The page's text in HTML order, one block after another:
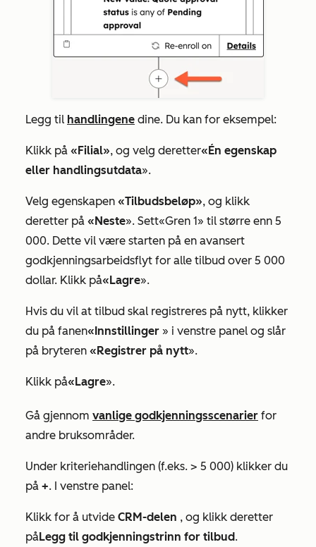
Legg til handlingene dine. Du kan for eksempel:
Klikk på «Filial», og velg deretter«Én egenskap
eller handlingsutdata».
Velg egenskapen «Tilbudsbeløp», og klikk
deretter på «Neste». Sett«Gren 1» til større enn 5
000. Dette vil være starten på en avansert
godkjenningsarbeidsflyt for alle tilbud over 5 000
dollar. Klikk på«Lagre».
Hvis du vil at tilbud skal registreres på nytt, klikker
du på fanen«Innstillinger » i venstre panel og slår
på bryteren «Registrer på nytt».
Klikk på«Lagre».
Gå gjennom vanlige godkjenningsscenarier for
andre bruksområder.
Under kriteriehandlingen (f.eks. > 5 000) klikker du
på +. I venstre panel:
Klikk for å utvide CRM-delen , og klikk deretter
påLegg til godkjenningstrinn for tilbud.